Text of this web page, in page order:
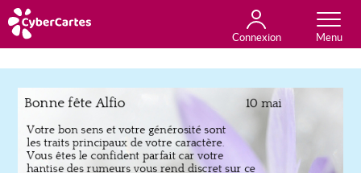
Connexion
Anniversaire
Fête du jour
Amour
Amitié
Merci
Toutes les cartes